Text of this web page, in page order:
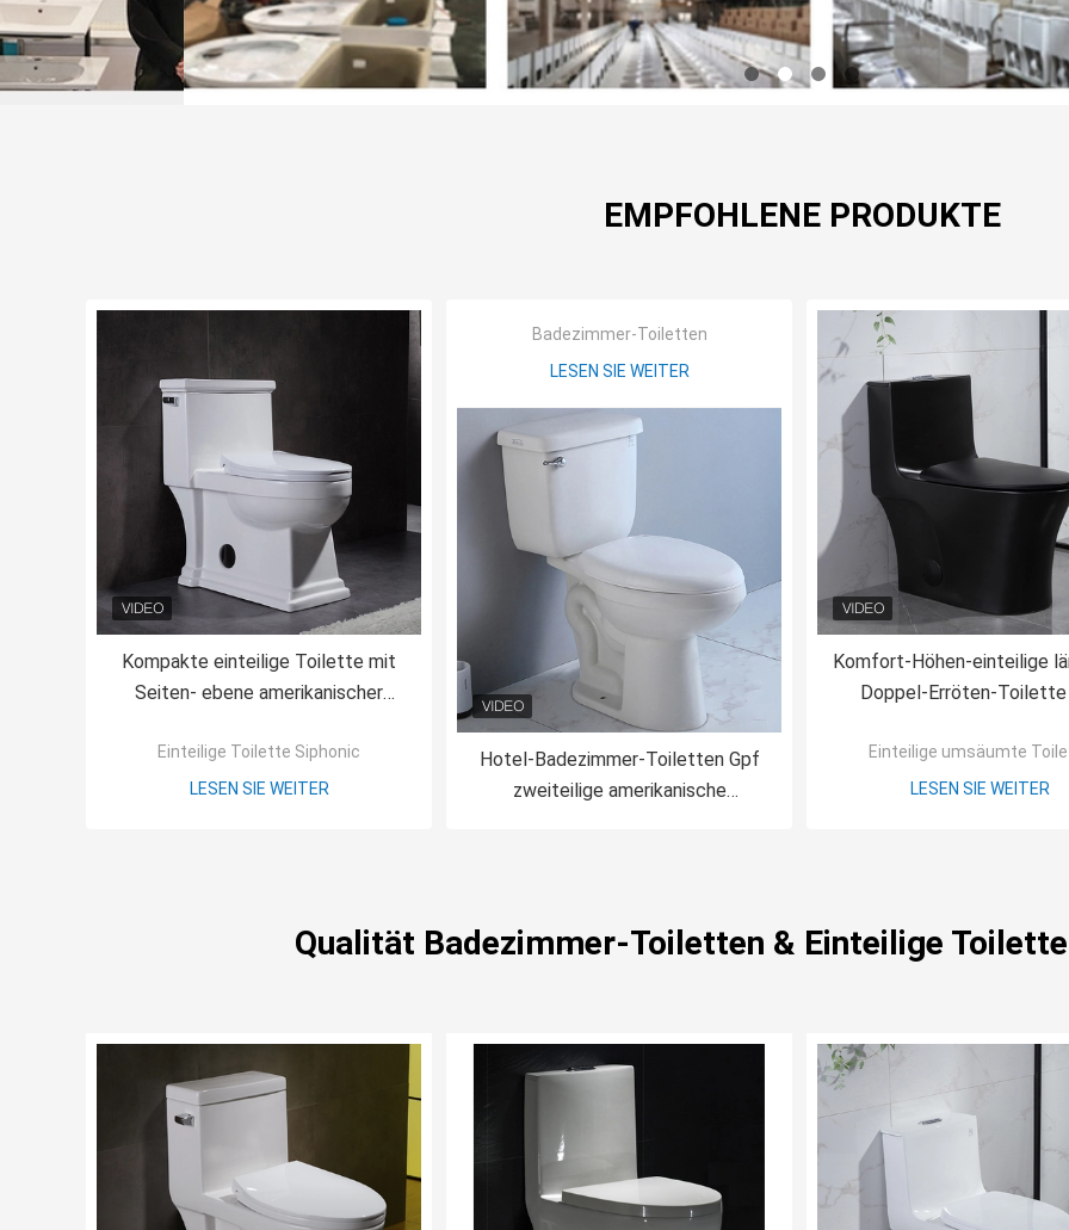
EMPFOHLENE PRODUKTE
Kompakte einteilige Toilette mit
Seiten- ebene amerikanischer
1000
Einteilige Toilette Siphonic
LESEN SIE WEITER
Badezimmer-Toiletten
LESEN SIE WEITER
Hotel-Badezimmer-Toiletten Gpf
zweiteilige amerikanische
Komfort-Höhen-einteilige
Doppel-Erröten-
Einteilige umsäumte
LESEN SIE WEITER
Qualität Badezimmer-Toiletten & Einteilige